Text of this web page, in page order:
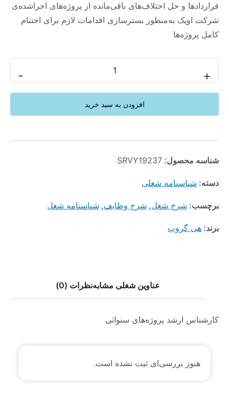
قراردادها و حل اختلاف‌های باقی‌مانده از پروژه‌های اجراشده‌ی
شرکت اویک ‏به‌منظور بسترسازی اقدامات لازم برای اختتام
کامل پروژه‌ها
- +
افزودن به سبد خرید
شناسه محصول: SRVY19237
دسته: شناسنامه شغلی
برچسب: شرح شغل, شرح وظایف, شناسنامه شغل
برند: هی گروپ
عناوین شغلی مشابهنظرات (0)
کارشناس ارشد پروژه‌های سنواتی
هنوز بررسی‌ای ثبت نشده است.